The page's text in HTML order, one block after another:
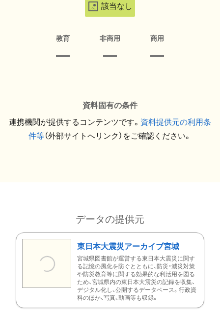
該当なし
教育 非商用 商用
資料固有の条件
連携機関が提供するコンテンツです。 資料提供元の利用条
件等（外部サイトへリンク）をご確認ください。
データの提供元
東日本大震災アーカイブ宮城
宮城県図書館が運営する東日本大震災に関す
る記憶の風化を防ぐとともに、防災・減災対策
や防災教育等に関する効果的な利活用を図る
ため、宮城県内の東日本大震災の記録を収集、
デジタル化し、公開するデータベース。行政資
料のほか、写真、動画等も収録。